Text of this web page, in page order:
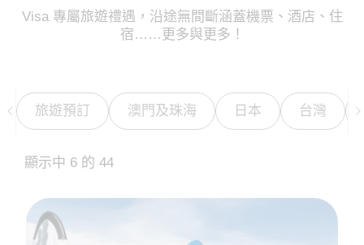
Visa 專屬旅遊禮遇，沿途無間斷涵蓋機票、酒店、住
宿……更多與更多！
旅遊預訂 澳門及珠海 日本 台灣
顯示中 6 的 44